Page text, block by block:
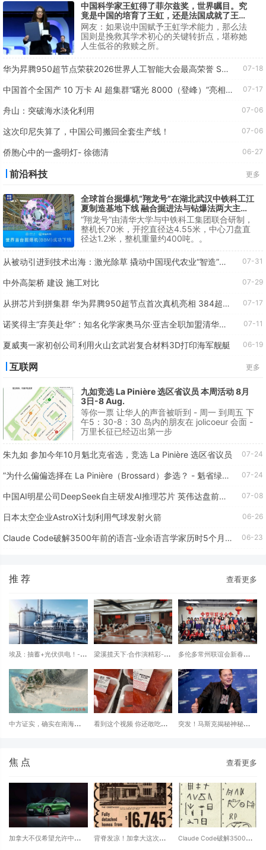
中国科学家王虹得了菲尔兹奖，世界瞩目。究
竟是中国的培育了王虹，还是法国成就了王
虹？
网友：如果说中国赋予王虹学术能力，那么法
国则是挽救其学术初心的关键转折点，堪称她
人生低谷的救赎之所。
华为昇腾950超节点荣获2026世界人工智能大会最高荣誉 SAIL 奖 07-18
中国首个全国产 10 万卡 AI 超集群“曙光 8000（登峰）”亮相 WAIC 2026 07-17
舟山：突破海水淡化利用 07-06
这次印尼失算了，中国公司搬回全套生产线！ 07-06
侨胞心中的一盏明灯- 徐德清 06-27
前沿科技 更多
全球首台掘爆机“翔龙号”在湖北武汉中铁科工江
夏制造基地下线 融合掘进法与钻爆法两大主流
工法
“翔龙号”由清华大学与中铁科工集团联合研制，
整机长70米，开挖直径达4.55米，中心刀盘直
径达1.2米，整机重量约400吨。。
从被动引进到技术出海：激光除草 撬动中国现代农业“智造”新引擎 07-31
中外高架桥 建设 施工对比 07-29
从拼芯片到拼集群 华为昇腾950超节点首次真机亮相 384超节点已商用超750套 07-17
诺奖得主“弃美赴华”：知名化学家奥马尔·亚吉全职加盟清华，引发美媒对科技人才流失的焦虑 07-11
夏威夷一家初创公司利用火山玄武岩复合材料3D打印海军舰艇 06-19
互联网 更多
九如竞选 La Pinière 选区省议员 本周活动 8月
3日-8 Aug.
等你一票 让华人的声音被听到 - 周一 到周五 下
午5：30-8：30 岛内的朋友在 jolicoeur 会面 -
万里长征已经迈出第一步
朱九如 参加今年10月魁北克省选，竞选 La Pinière 选区省议员 07-24
”为什么偏偏选择在 La Pinière（Brossard）参选？ - 魁省绿党LA PINIERE选区候选人朱九如 07-24
中国AI明星公司DeepSeek自主研发AI推理芯片 英伟达盘前应声下跌 07-08
日本太空企业AstroX计划利用气球发射火箭 06-26
Claude Code破解3500年前的语言-业余语言学家历时5个月破译 06-23
推 荐 查看更多
埃及 : 抽蓄+光伏供电！-
厂启动
梁溪揽天下·合作演精彩--
遇
多伦多常州联谊会新春联谊
中方证实，确实在南海中建
看到这个视频 你还敢吃生
突发！马斯克揭秘神秘
焦 点 查看更多
加拿大不仅希望允许中国进
背脊发凉！加拿大这次房价
Claude Code破解3500年